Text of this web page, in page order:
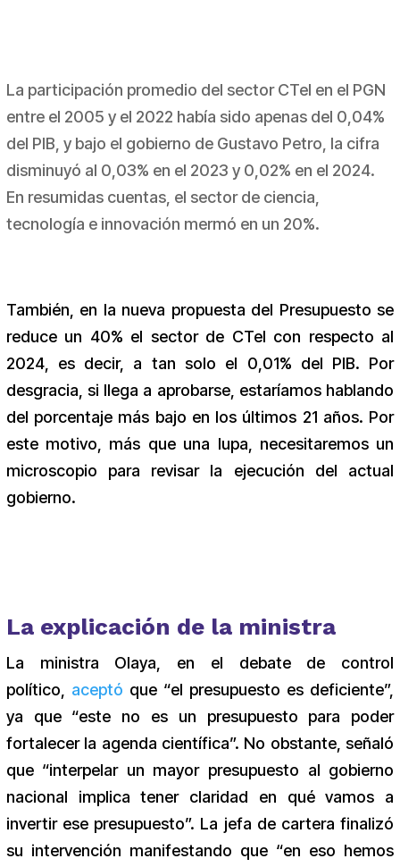
La participación promedio del sector CTeI en el PGN
entre el 2005 y el 2022 había sido apenas del 0,04%
del PIB, y bajo el gobierno de Gustavo Petro, la cifra
disminuyó al 0,03% en el 2023 y 0,02% en el 2024.
En resumidas cuentas, el sector de ciencia,
tecnología e innovación mermó en un 20%.
También, en la nueva propuesta del Presupuesto se
reduce un 40% el sector de CTeI con respecto al
2024, es decir, a tan solo el 0,01% del PIB. Por
desgracia, si llega a aprobarse, estaríamos hablando
del porcentaje más bajo en los últimos 21 años. Por
este motivo, más que una lupa, necesitaremos un
microscopio para revisar la ejecución del actual
gobierno.
La explicación de la ministra
La ministra Olaya, en el debate de control
político, aceptó que “el presupuesto es deficiente”,
ya que “este no es un presupuesto para poder
fortalecer la agenda científica”. No obstante, señaló
que “interpelar un mayor presupuesto al gobierno
nacional implica tener claridad en qué vamos a
invertir ese presupuesto”. La jefa de cartera finalizó
su intervención manifestando que “en eso hemos